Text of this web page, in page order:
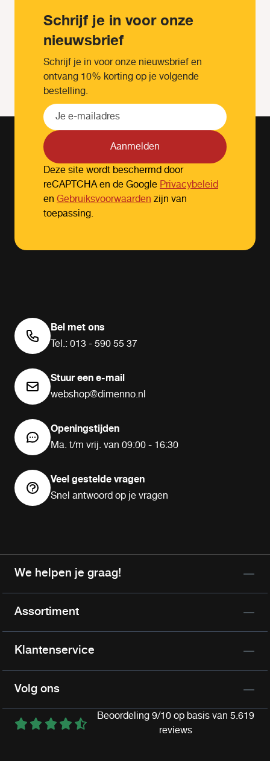
Schrijf je in voor onze
nieuwsbrief
Schrijf je in voor onze nieuwsbrief en
ontvang 10% korting op je volgende
bestelling.
Aanmelden
Deze site wordt beschermd door
reCAPTCHA en de GooglePrivacybeleid
en Gebruiksvoorwaardenzijn van
toepassing.
Bel met ons
Tel.: 013 - 590 55 37
Stuur een e-mail
webshop@dimenno.nl
Openingstijden
Ma. t/m vrij. van 09:00 - 16:30
Veel gestelde vragen
Snel antwoord op je vragen
We helpen je graag!
Assortiment
Klantenservice
Volg ons
Beoordeling 9/10 op basis van 5.619
reviews